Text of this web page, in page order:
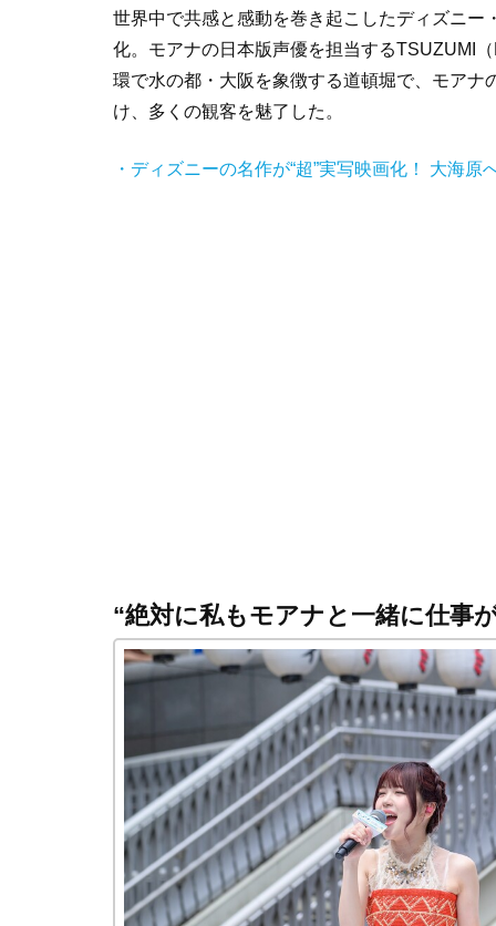
世界中で共感と感動を巻き起こしたディズニ
化。モアナの日本版声優を担当するTSUZUMI
環で水の都・大阪を象徴する道頓堀で、モア
け、多くの観客を魅了した。
・ディズニーの名作が“超”実写映画化！ 大海
“絶対に私もモアナと一緒に仕事